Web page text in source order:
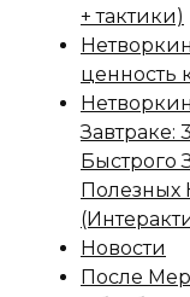
+ тактики)
ценность
Завтраке:
Быстрого
Полезных
Новости
После